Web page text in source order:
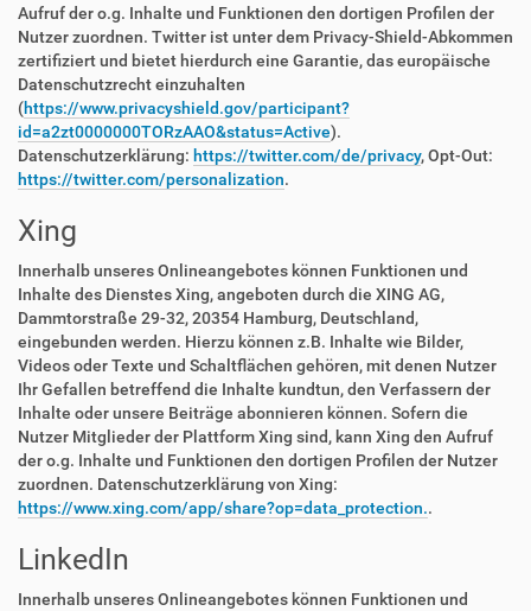
Aufruf der o.g. Inhalte und Funktionen den dortigen Profilen der
Nutzer zuordnen. Twitter ist unter dem Privacy-Shield-Abkommen
zertifiziert und bietet hierdurch eine Garantie, das europäische
Datenschutzrecht einzuhalten
(https://www.privacyshield.gov/participant?
id=a2zt0000000TORzAAO&status=Active).
Datenschutzerklärung: https://twitter.com/de/privacy, Opt-Out:
https://twitter.com/personalization.
Xing
Innerhalb unseres Onlineangebotes können Funktionen und
Inhalte des Dienstes Xing, angeboten durch die XING AG,
Dammtorstraße 29-32, 20354 Hamburg, Deutschland,
eingebunden werden. Hierzu können z.B. Inhalte wie Bilder,
Videos oder Texte und Schaltflächen gehören, mit denen Nutzer
Ihr Gefallen betreffend die Inhalte kundtun, den Verfassern der
Inhalte oder unsere Beiträge abonnieren können. Sofern die
Nutzer Mitglieder der Plattform Xing sind, kann Xing den Aufruf
der o.g. Inhalte und Funktionen den dortigen Profilen der Nutzer
zuordnen. Datenschutzerklärung von Xing:
https://www.xing.com/app/share?op=data_protection..
LinkedIn
Innerhalb unseres Onlineangebotes können Funktionen und